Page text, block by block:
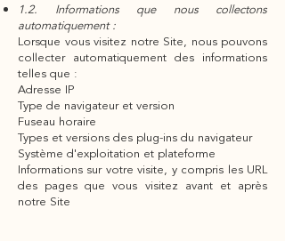
1.2. Informations que nous collectons
automatiquement :
Lorsque vous visitez notre Site, nous pouvons
collecter automatiquement des informations
telles que :
Adresse IP
Type de navigateur et version
Fuseau horaire
Types et versions des plug-ins du navigateur
Système d'exploitation et plateforme
Informations sur votre visite, y compris les URL
des pages que vous visitez avant et après
notre Site